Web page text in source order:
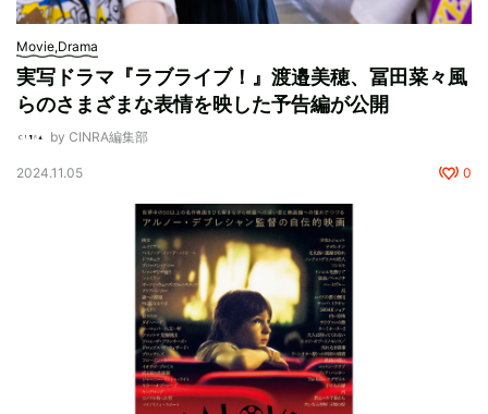
Movie,Drama
実写ドラマ『ラブライブ！』渡邉美穂、冨田菜々風
らのさまざまな表情を映した予告編が公開
by CINRA編集部
2024.11.05 0